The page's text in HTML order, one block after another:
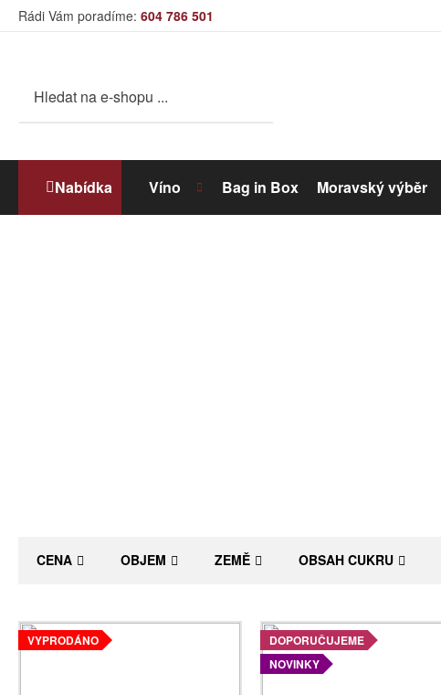
Rádi Vám poradíme: 604 786 501
Nabídka Víno Bag in Box Moravský výběr
CENA OBJEM ZEMĚ OBSAH CUKRU
VYPRODÁNO
DOPORUČUJEME
NOVINKY